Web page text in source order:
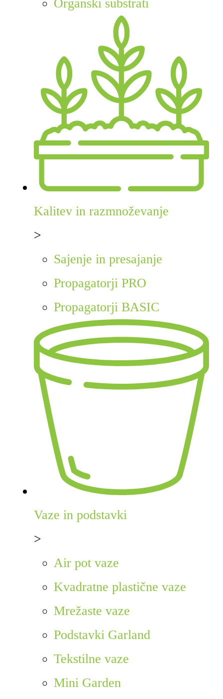
Organski substrati
Kalitev in razmnoževanje
>
Sajenje in presajanje
Propagatorji PRO
Propagatorji BASIC
Vaze in podstavki
>
Air pot vaze
Kvadratne plastične vaze
Mrežaste vaze
Podstavki Garland
Tekstilne vaze
Mini Garden